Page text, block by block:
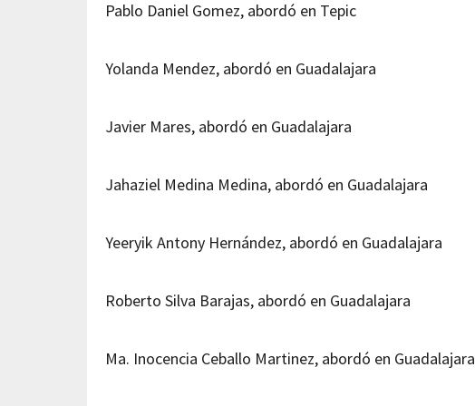
Pablo Daniel Gomez, abordó en Tepic
Yolanda Mendez, abordó en Guadalajara
Javier Mares, abordó en Guadalajara
Jahaziel Medina Medina, abordó en Guadalajara
Yeeryik Antony Hernández, abordó en Guadalajara
Roberto Silva Barajas, abordó en Guadalajara
Ma. Inocencia Ceballo Martinez, abordó en Guadalajara